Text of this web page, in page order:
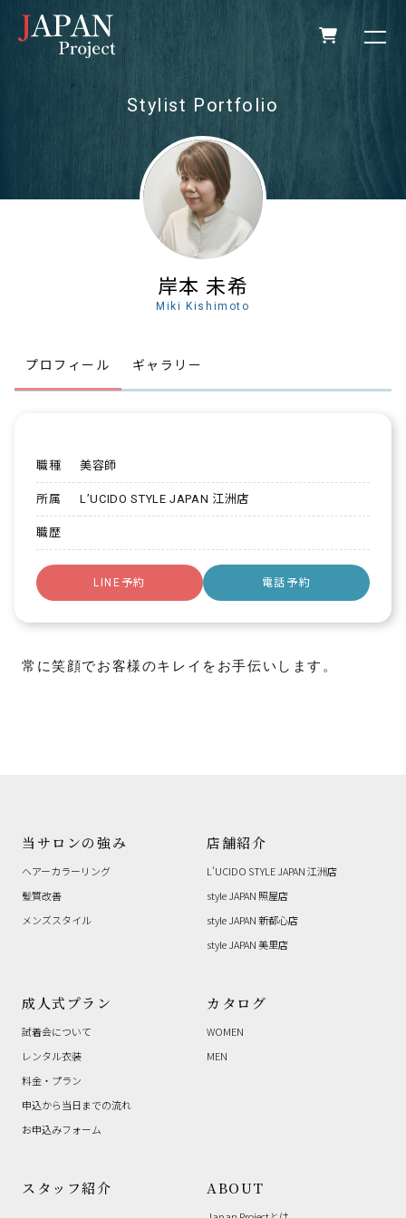
Stylist Portfolio
岸本 未希
Miki Kishimoto
プロフィール ギャラリー
職種 美容師
所属 L’UCIDO STYLE JAPAN 江洲店
職歴
LINE予約 電話予約
常に笑顔でお客様のキレイをお手伝いします。
当サロンの強み
ヘアーカラーリング
髪質改善
メンズスタイル
店舗紹介
L’UCIDO STYLE JAPAN 江洲店
style JAPAN 照屋店
style JAPAN 新都心店
style JAPAN 美里店
成人式プラン
試着会について
レンタル衣装
料金・プラン
申込から当日までの流れ
お申込みフォーム
カタログ
WOMEN
MEN
スタッフ紹介 ABOUT
姓
質問、またはメッセージ
メッセージを送信する